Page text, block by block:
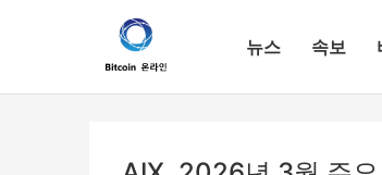
뉴스 속보